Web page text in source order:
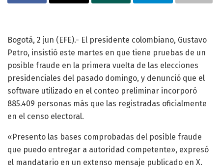
Bogotá, 2 jun (EFE).- El presidente colombiano, Gustavo
Petro, insistió este martes en que tiene pruebas de un
posible fraude en la primera vuelta de las elecciones
presidenciales del pasado domingo, y denunció que el
software utilizado en el conteo preliminar incorporó
885.409 personas más que las registradas oficialmente
en el censo electoral.
«Presento las bases comprobadas del posible fraude
que puedo entregar a autoridad competente», expresó
el mandatario en un extenso mensaje publicado en X.